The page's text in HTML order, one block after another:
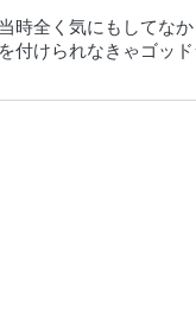
時全く気にもしてな
付けられなきゃゴッド